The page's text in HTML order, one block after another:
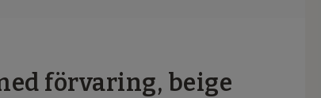
förvaring, beige